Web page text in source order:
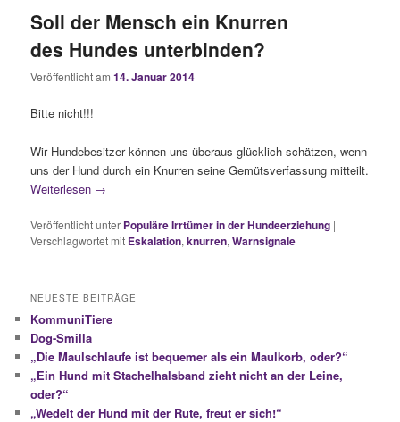
Soll der Mensch ein Knurren
des Hundes unterbinden?
Veröffentlicht am14. Januar 2014
Bitte nicht!!!
Wir Hundebesitzer können uns überaus glücklich schätzen, wenn
uns der Hund durch ein Knurren seine Gemütsverfassung mitteilt.
Weiterlesen →
Veröffentlicht unter Populäre Irrtümer in der Hundeerziehung |
Verschlagwortet mit Eskalation,knurren,Warnsignale
NEUESTE BEITRÄGE
KommuniTiere
Dog-Smilla
„Die Maulschlaufe ist bequemer als ein Maulkorb, oder?“
„Ein Hund mit Stachelhalsband zieht nicht an der Leine,
oder?“
„Wedelt der Hund mit der Rute, freut er sich!“